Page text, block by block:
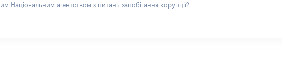
Національним агентством з питань запобігання корупції?